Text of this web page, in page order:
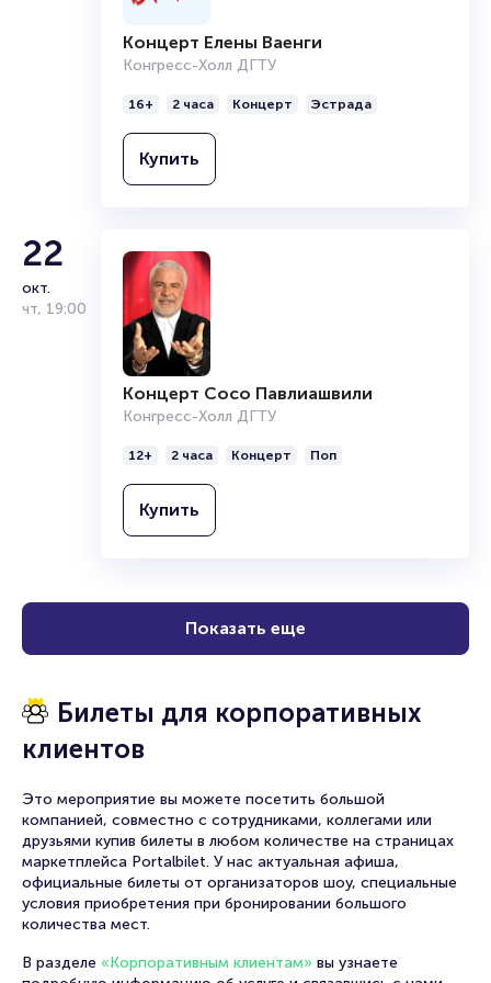
Концерт Елены Ваенги
Конгресс-Холл ДГТУ
16+ 2 часа Концерт Эстрада
Купить
22
окт.
чт, 19:00
Концерт Сосо Павлиашвили
Конгресс-Холл ДГТУ
12+ 2 часа Концерт Поп
Купить
Показать еще
Билеты для корпоративных
клиентов
Это мероприятие вы можете посетить большой
компанией, совместно с сотрудниками, коллегами или
друзьями купив билеты в любом количестве на страницах
маркетплейса Portalbilet. У нас актуальная афиша,
официальные билеты от организаторов шоу, специальные
условия приобретения при бронировании большого
количества мест.
В разделе «Корпоративным клиентам» вы узнаете